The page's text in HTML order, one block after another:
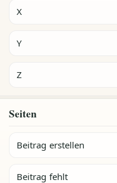
X
Y
Z
Seiten
Beitrag erstellen
Beitrag fehlt